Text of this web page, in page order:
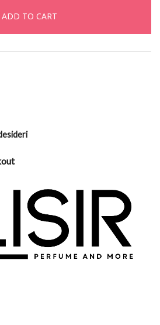
lift
340
quantity
ADD TO CART